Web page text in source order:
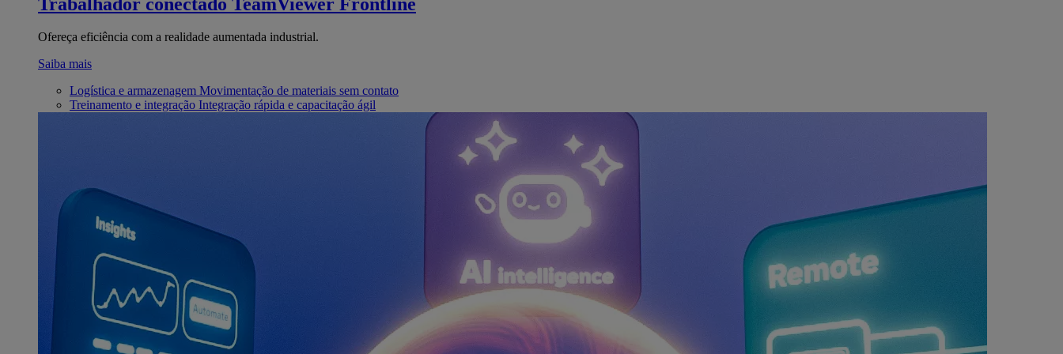
Ofereça eficiência com a realidade aumentada industrial.
Saiba mais
Logística e armazenagem Movimentação de materiais sem contato
Treinamento e integração Integração rápida e capacitação ágil